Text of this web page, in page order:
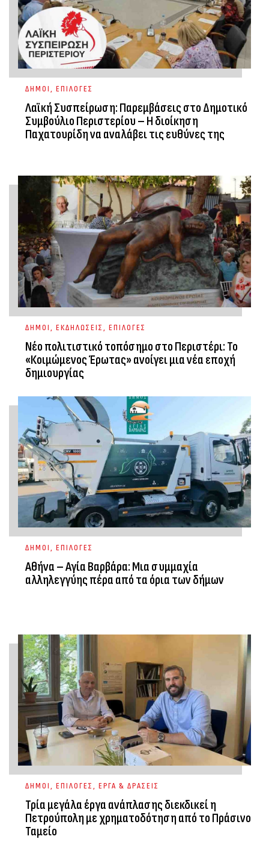
ΔΗΜΟΙ, ΕΠΙΛΟΓΕΣ
Λαϊκή Συσπείρωση: Παρεμβάσεις στο Δημοτικό
Συμβούλιο Περιστερίου – Η διοίκηση
Παχατουρίδη να αναλάβει τις ευθύνες της
ΔΗΜΟΙ, ΕΚΔΗΛΩΣΕΙΣ, ΕΠΙΛΟΓΕΣ
Νέο πολιτιστικό τοπόσημο στο Περιστέρι: Το
«Κοιμώμενος Έρωτας» ανοίγει μια νέα εποχή
δημιουργίας
ΔΗΜΟΙ, ΕΠΙΛΟΓΕΣ
Αθήνα – Αγία Βαρβάρα: Μια συμμαχία
αλληλεγγύης πέρα από τα όρια των δήμων
ΔΗΜΟΙ, ΕΠΙΛΟΓΕΣ, ΕΡΓΑ & ΔΡΑΣΕΙΣ
Τρία μεγάλα έργα ανάπλασης διεκδικεί η
Πετρούπολη με χρηματοδότηση από το Πράσινο
Ταμείο